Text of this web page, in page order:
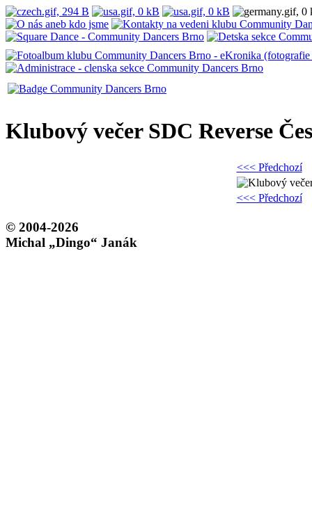
Klubový večer SDC Reverse
<<< Předchozí
<<< Předchozí
© 2004-2026
Michal „Dingo“ Janák